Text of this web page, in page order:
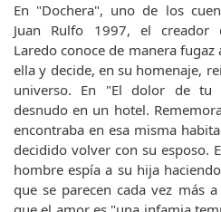
En "Dochera", uno de los
Juan Rulfo 1997, el creador
Laredo conoce de manera
ella y decide, en su homenaje,
universo. En "El dolor de tu
desnudo en un hotel.
encontraba en esa misma
decidido volver con su esposo.
hombre espía a su hija
que se parecen cada vez más